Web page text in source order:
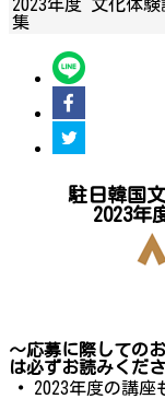
2023年度 文化体
集
駐日韓国
2023年
～応募に際しての
は必ずお読みくださ
・
2023年度の講座